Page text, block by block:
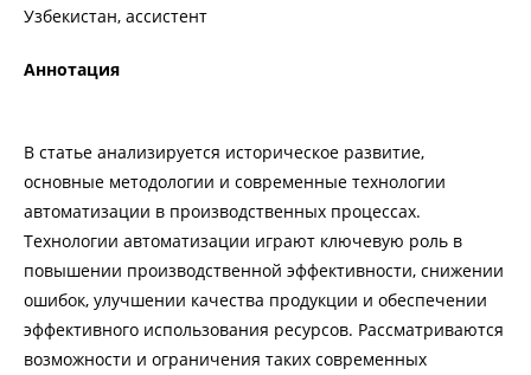
Узбекистан, ассистент
Аннотация
В статье анализируется историческое развитие,
основные методологии и современные технологии
автоматизации в производственных процессах.
Технологии автоматизации играют ключевую роль в
повышении производственной эффективности, снижении
ошибок, улучшении качества продукции и обеспечении
эффективного использования ресурсов. Рассматриваются
возможности и ограничения таких современных